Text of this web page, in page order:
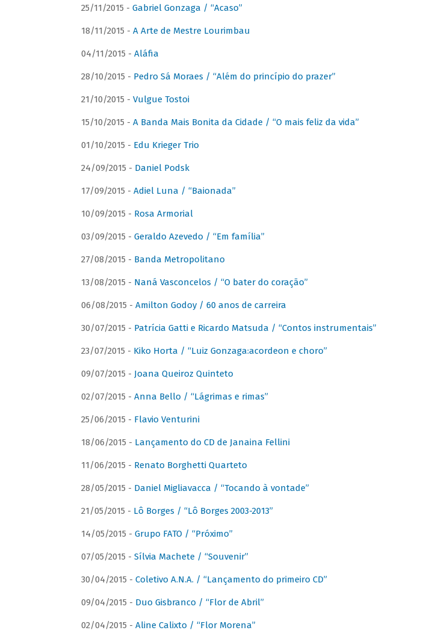
25/11/2015 - Gabriel Gonzaga / “Acaso”
18/11/2015 - A Arte de Mestre Lourimbau
04/11/2015 - Aláfia
28/10/2015 - Pedro Sá Moraes / “Além do princípio do prazer”
21/10/2015 - Vulgue Tostoi
15/10/2015 - A Banda Mais Bonita da Cidade / “O mais feliz da vida”
01/10/2015 - Edu Krieger Trio
24/09/2015 - Daniel Podsk
17/09/2015 - Adiel Luna / “Baionada”
10/09/2015 - Rosa Armorial
03/09/2015 - Geraldo Azevedo / “Em família”
27/08/2015 - Banda Metropolitano
13/08/2015 - Naná Vasconcelos / “O bater do coração”
06/08/2015 - Amilton Godoy / 60 anos de carreira
30/07/2015 - Patrícia Gatti e Ricardo Matsuda / “Contos instrumentais”
23/07/2015 - Kiko Horta / “Luiz Gonzaga:acordeon e choro”
09/07/2015 - Joana Queiroz Quinteto
02/07/2015 - Anna Bello / “Lágrimas e rimas”
25/06/2015 - Flavio Venturini
18/06/2015 - Lançamento do CD de Janaina Fellini
11/06/2015 - Renato Borghetti Quarteto
28/05/2015 - Daniel Migliavacca / “Tocando à vontade”
21/05/2015 - Lô Borges / “Lô Borges 2003-2013”
14/05/2015 - Grupo FATO / “Próximo”
07/05/2015 - Sílvia Machete / “Souvenir”
30/04/2015 - Coletivo A.N.A. / “Lançamento do primeiro CD”
09/04/2015 - Duo Gisbranco / “Flor de Abril”
02/04/2015 - Aline Calixto / “Flor Morena”